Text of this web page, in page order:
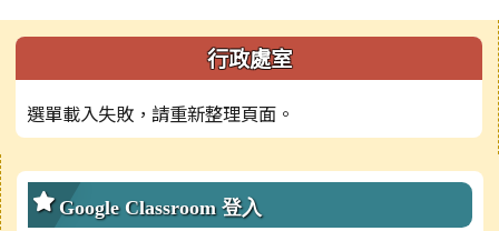
左邊區域內容 行政處室
選單載入失敗，請重新整理頁面。
右邊區域內容
Google Classroom 登入